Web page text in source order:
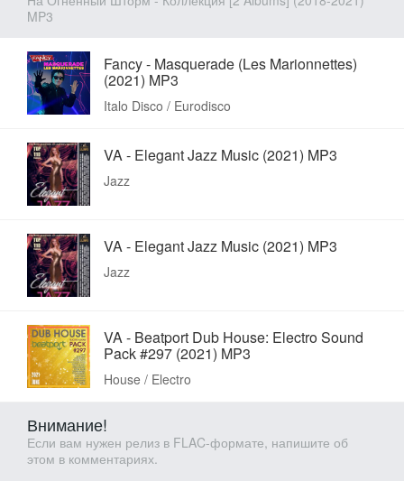
MP3
Fancy - Masquerade (Les Marionnettes)
(2021) MP3
Italo Disco / Eurodisco
VA - Elegant Jazz Music (2021) MP3
Jazz
VA - Elegant Jazz Music (2021) MP3
Jazz
VA - Beatport Dub House: Electro Sound
Pack #297 (2021) MP3
House / Electro
Внимание!
Если вам нужен релиз в FLAC-формате, напишите об
этом в комментариях.